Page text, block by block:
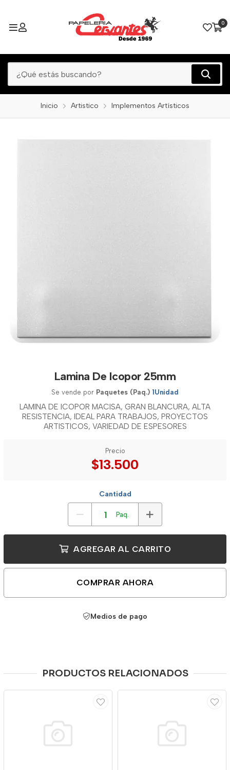
0
Inicio Artistico Implementos Artísticos
Lamina De Icopor 25mm
Se vende por Paquetes (Paq.) 1Unidad
LAMINA DE ICOPOR MACISA, GRAN BLANCURA, ALTA
RESISTENCIA, IDEAL PARA TRABAJOS, PROYECTOS
ARTISTICOS, VARIEDAD DE ESPESORES
Precio
$13.500
Cantidad
Paq.
AGREGAR AL CARRITO
COMPRAR AHORA
Medios de pago
PRODUCTOS RELACIONADOS